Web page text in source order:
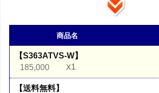
商品名
【S363ATVS-W】
185,000
x1
【送料無料】